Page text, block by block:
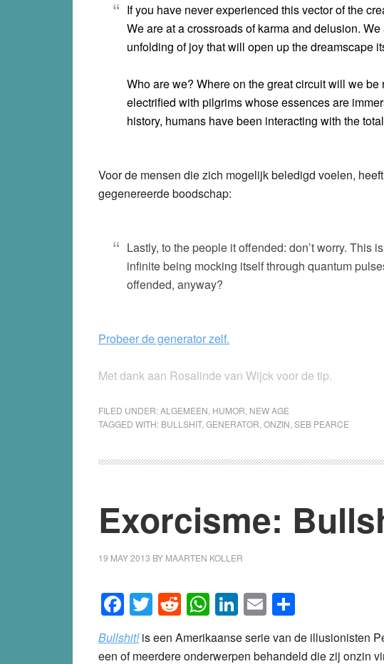
If you have never experienced this vector of the
We are at a crossroads of karma and delusion.
unfolding of joy that will open up the dreamscape
Who are we? Where on the great circuit will we
electrified with pilgrims whose essences are
history, humans have been interacting with the
Voor de mensen die zich mogelijk beledigd voelen,
gegenereerde boodschap:
Lastly, to the people it offended: don’t worry. This
infinite being mocking itself through quantum
offended, anyway?
Probeer de generator zelf.
Met dank aan Rosalinde van Wijck voor de tip.
FILED UNDER:ALGEMEEN HUMOR NEW AGE
TAGGED WITH: BULLSHIT, GENERATOR ONZIN SEB PEARCE
Exorcisme:
19 MAY 2013 BY MAARTEN KOLLER
Facebook
TwitterRedditWhatsApp
LinkedIn
Email
Bullshit! is een Amerikaanse serie van de illusionisten
een of meerdere onderwerpen behandeld die zij onzin